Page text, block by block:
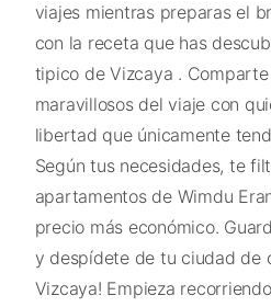
viajes mientras preparas el
con la receta que has
tipico de Vizcaya .
maravillosos del viaje con
libertad que únicamente
Según tus necesidades, te
apartamentos de Wimdu
precio más económico.
y despídete de tu ciudad de
Vizcaya! Empieza